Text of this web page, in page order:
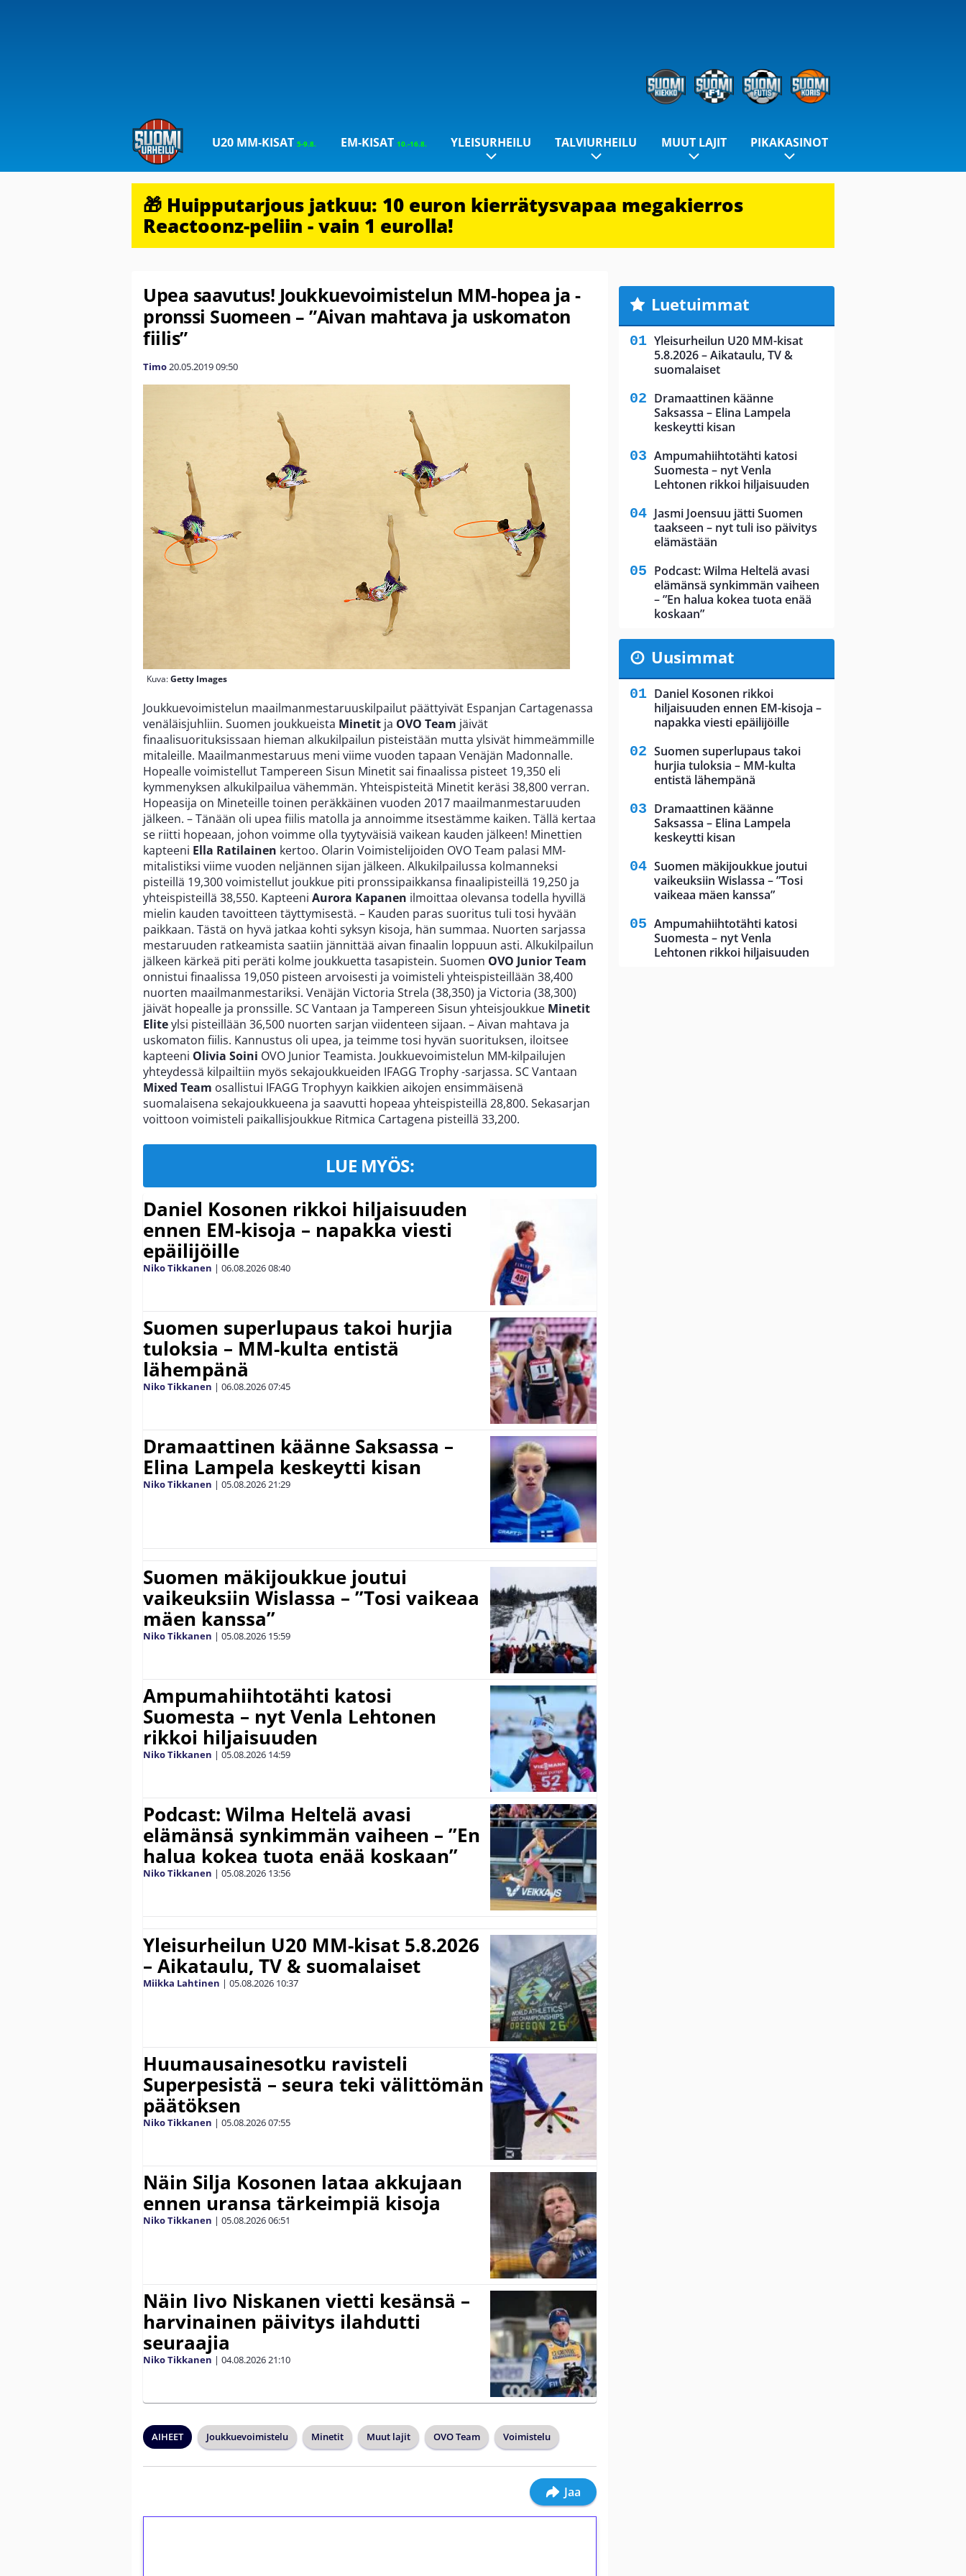
U20 MM-KISAT5-9.8. EM-KISAT 10.-16.8. YLEISURHEILU TALVIURHEILU MUUT LAJIT PIKAKASINOT
🎁 Huipputarjous jatkuu: 10 euron kierrätysvapaa megakierros
Reactoonz-peliin - vain 1 eurolla!
Upea saavutus! Joukkuevoimistelun MM-hopea ja -
pronssi Suomeen – ”Aivan mahtava ja uskomaton
fiilis”
Timo20.05.201909:50
Kuva:Getty Images
Joukkuevoimistelun maailmanmestaruuskilpailut päättyivät Espanjan Cartagenassa
venäläisjuhliin. Suomen joukkueista Minetit ja OVO Team jäivät
finaalisuorituksissaan hieman alkukilpailun pisteistään mutta ylsivät himmeämmille
mitaleille. Maailmanmestaruus meni viime vuoden tapaan Venäjän Madonnalle.
Hopealle voimistellut Tampereen Sisun Minetit sai finaalissa pisteet 19,350 eli
kymmenyksen alkukilpailua vähemmän. Yhteispisteitä Minetit keräsi 38,800 verran.
Hopeasija on Mineteille toinen peräkkäinen vuoden 2017 maailmanmestaruuden
jälkeen. – Tänään oli upea fiilis matolla ja annoimme itsestämme kaiken. Tällä kertaa
se riitti hopeaan, johon voimme olla tyytyväisiä vaikean kauden jälkeen! Minettien
kapteeni Ella Ratilainen kertoo. Olarin Voimistelijoiden OVO Team palasi MM-
mitalistiksi viime vuoden neljännen sijan jälkeen. Alkukilpailussa kolmanneksi
pisteillä 19,300 voimistellut joukkue piti pronssipaikkansa finaalipisteillä 19,250 ja
yhteispisteillä 38,550. Kapteeni Aurora Kapanen ilmoittaa olevansa todella hyvillä
mielin kauden tavoitteen täyttymisestä. – Kauden paras suoritus tuli tosi hyvään
paikkaan. Tästä on hyvä jatkaa kohti syksyn kisoja, hän summaa. Nuorten sarjassa
mestaruuden ratkeamista saatiin jännittää aivan finaalin loppuun asti. Alkukilpailun
jälkeen kärkeä piti peräti kolme joukkuetta tasapistein. Suomen OVO Junior Team
onnistui finaalissa 19,050 pisteen arvoisesti ja voimisteli yhteispisteillään 38,400
nuorten maailmanmestariksi. Venäjän Victoria Strela (38,350) ja Victoria (38,300)
jäivät hopealle ja pronssille. SC Vantaan ja Tampereen Sisun yhteisjoukkue Minetit
Eliteylsi pisteillään 36,500 nuorten sarjan viidenteen sijaan. – Aivan mahtava ja
uskomaton fiilis. Kannustus oli upea, ja teimme tosi hyvän suorituksen, iloitsee
kapteeni Olivia Soini OVO Junior Teamista. Joukkuevoimistelun MM-kilpailujen
yhteydessä kilpailtiin myös sekajoukkueiden IFAGG Trophy -sarjassa. SC Vantaan
Mixed Team osallistui IFAGG Trophyyn kaikkien aikojen ensimmäisenä
suomalaisena sekajoukkueena ja saavutti hopeaa yhteispisteillä 28,800. Sekasarjan
voittoon voimisteli paikallisjoukkue Ritmica Cartagena pisteillä 33,200.
LUE MYÖS:
Daniel Kosonen rikkoi hiljaisuuden
ennen EM-kisoja – napakka viesti
epäilijöille
Niko Tikkanen | 06.08.202608:40
Suomen superlupaus takoi hurjia
tuloksia – MM-kulta entistä
lähempänä
Niko Tikkanen | 06.08.202607:45
Dramaattinen käänne Saksassa –
Elina Lampela keskeytti kisan
Niko Tikkanen | 05.08.202621:29
Suomen mäkijoukkue joutui
vaikeuksiin Wislassa – ”Tosi vaikeaa
mäen kanssa”
Niko Tikkanen | 05.08.2026 15:59
Ampumahiihtotähti katosi
Suomesta – nyt Venla Lehtonen
rikkoi hiljaisuuden
Niko Tikkanen | 05.08.2026 14:59
Podcast: Wilma Heltelä avasi
elämänsä synkimmän vaiheen – ”En
halua kokea tuota enää koskaan”
Niko Tikkanen | 05.08.2026 13:56
Yleisurheilun U20 MM-kisat 5.8.2026
– Aikataulu, TV & suomalaiset
Miikka Lahtinen | 05.08.2026 10:37
Huumausainesotku ravisteli
Superpesistä – seura teki välittömän
päätöksen
Niko Tikkanen | 05.08.202607:55
Näin Silja Kosonen lataa akkujaan
ennen uransa tärkeimpiä kisoja
Niko Tikkanen | 05.08.202606:51
Näin Iivo Niskanen vietti kesänsä –
harvinainen päivitys ilahdutti
seuraajia
Niko Tikkanen | 04.08.202621:10
AIHEET Joukkuevoimistelu Minetit Muut lajit OVO Team Voimistelu
Jaa
Luetuimmat
Yleisurheilun U20 MM-kisat
5.8.2026 – Aikataulu, TV &
suomalaiset
Dramaattinen käänne
Saksassa – Elina Lampela
keskeytti kisan
Ampumahiihtotähti katosi
Suomesta – nyt Venla
Lehtonen rikkoi hiljaisuuden
Jasmi Joensuu jätti Suomen
taakseen – nyt tuli iso päivitys
elämästään
Podcast: Wilma Heltelä avasi
elämänsä synkimmän vaiheen
– ”En halua kokea tuota enää
koskaan”
Uusimmat
Daniel Kosonen rikkoi
hiljaisuuden ennen EM-kisoja –
napakka viesti epäilijöille
Suomen superlupaus takoi
hurjia tuloksia – MM-kulta
entistä lähempänä
Dramaattinen käänne
Saksassa – Elina Lampela
keskeytti kisan
Suomen mäkijoukkue joutui
vaikeuksiin Wislassa – ”Tosi
vaikeaa mäen kanssa”
Ampumahiihtotähti katosi
Suomesta – nyt Venla
Lehtonen rikkoi hiljaisuuden